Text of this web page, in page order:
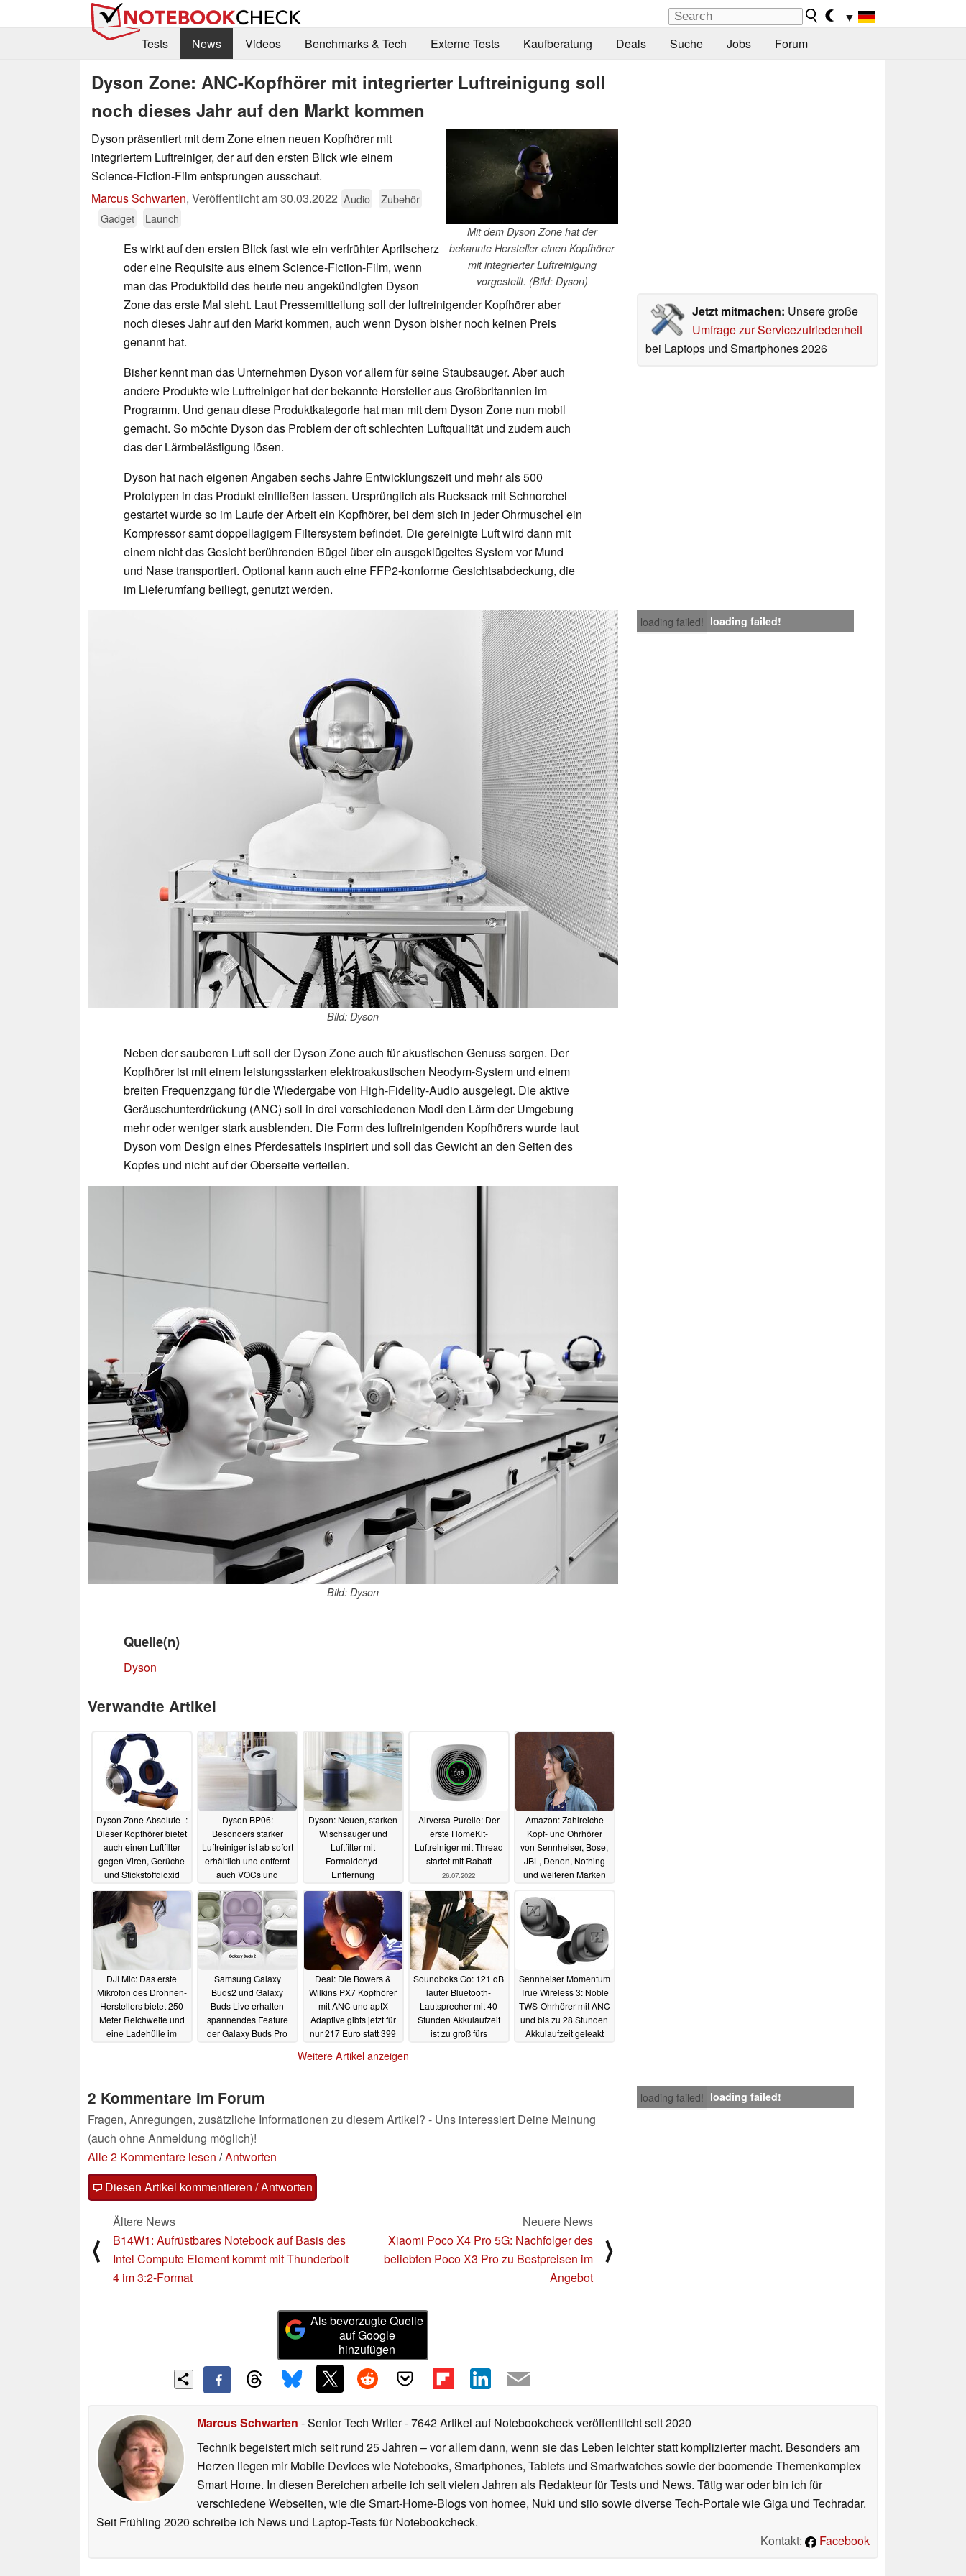
▼
Tests
News Videos Benchmarks & Tech Externe Tests Kaufberatung Deals Suche Jobs Forum
Dyson Zone: ANC-Kopfhörer mit integrierter Luftreinigung soll
noch dieses Jahr auf den Markt kommen
Mit dem Dyson Zone hat der
bekannte Hersteller einen Kopfhörer
mit integrierter Luftreinigung
vorgestellt. (Bild: Dyson)
Dyson präsentiert mit dem Zone einen neuen Kopfhörer mit
integriertem Luftreiniger, der auf den ersten Blick wie einem
Science-Fiction-Film entsprungen ausschaut.
Marcus Schwarten, Veröffentlicht am30.03.2022 Audio
Zubehör
Gadget
Launch
Jetzt mitmachen: Unsere große
Umfrage zur Servicezufriedenheit
bei Laptops und Smartphones 2026
Es wirkt auf den ersten Blick fast wie ein verfrühter Aprilscherz
oder eine Requisite aus einem Science-Fiction-Film, wenn
man das Produktbild des heute neu angekündigten Dyson
Zone das erste Mal sieht. Laut Pressemitteilung soll der luftreinigender Kopfhörer aber
noch dieses Jahr auf den Markt kommen, auch wenn Dyson bisher noch keinen Preis
genannt hat.
Bisher kennt man das Unternehmen Dyson vor allem für seine Staubsauger. Aber auch
andere Produkte wie Luftreiniger hat der bekannte Hersteller aus Großbritannien im
Programm. Und genau diese Produktkategorie hat man mit dem Dyson Zone nun mobil
gemacht. So möchte Dyson das Problem der oft schlechten Luftqualität und zudem auch
das der Lärmbelästigung lösen.
Dyson hat nach eigenen Angaben sechs Jahre Entwicklungszeit und mehr als 500
Prototypen in das Produkt einfließen lassen. Ursprünglich als Rucksack mit Schnorchel
gestartet wurde so im Laufe der Arbeit ein Kopfhörer, bei dem sich in jeder Ohrmuschel ein
Kompressor samt doppellagigem Filtersystem befindet. Die gereinigte Luft wird dann mit
einem nicht das Gesicht berührenden Bügel über ein ausgeklügeltes System vor Mund
und Nase transportiert. Optional kann auch eine FFP2-konforme Gesichtsabdeckung, die
im Lieferumfang beiliegt, genutzt werden.
loading failed! loading failed!
Bild: Dyson
Neben der sauberen Luft soll der Dyson Zone auch für akustischen Genuss sorgen. Der
Kopfhörer ist mit einem leistungsstarken elektroakustischen Neodym-System und einem
breiten Frequenzgang für die Wiedergabe von High-Fidelity-Audio ausgelegt. Die aktive
Geräuschunterdrückung (ANC) soll in drei verschiedenen Modi den Lärm der Umgebung
mehr oder weniger stark ausblenden. Die Form des luftreinigenden Kopfhörers wurde laut
Dyson vom Design eines Pferdesattels inspiriert und soll das Gewicht an den Seiten des
Kopfes und nicht auf der Oberseite verteilen.
Bild: Dyson
Quelle(n)
Dyson
Verwandte Artikel
Dyson Zone Absolute+:
Dieser Kopfhörer bietet
auch einen Luftfilter
gegen Viren, Gerüche
und Stickstoffdioxid
20.07.2023
Dyson BP06:
Besonders starker
Luftreiniger ist ab sofort
erhältlich und entfernt
auch VOCs und
20.07.2023
Dyson: Neuen, starken
Wischsauger und
Luftfilter mit
Formaldehyd-
Entfernung
28.05.2023
Airversa Purelle: Der
erste HomeKit-
Luftreiniger mit Thread
startet mit Rabatt
26.07.2022
Amazon: Zahlreiche
Kopf- und Ohrhörer
von Sennheiser, Bose,
JBL, Denon, Nothing
und weiteren Marken
DJI Mic: Das erste
Mikrofon des Drohnen-
Herstellers bietet 250
Meter Reichweite und
eine Ladehülle im
Samsung Galaxy
Buds2 und Galaxy
Buds Live erhalten
spannendes Feature
der Galaxy Buds Pro
Deal: Die Bowers &
Wilkins PX7 Kopfhörer
mit ANC und aptX
Adaptive gibts jetzt für
nur 217 Euro statt 399
Soundboks Go: 121 dB
lauter Bluetooth-
Lautsprecher mit 40
Stunden Akkulaufzeit
ist zu groß fürs
Sennheiser Momentum
True Wireless 3: Noble
TWS-Ohrhörer mit ANC
und bis zu 28 Stunden
Akkulaufzeit geleakt
Weitere Artikel anzeigen
loading failed! loading failed!
2 Kommentare im Forum
Fragen, Anregungen, zusätzliche Informationen zu diesem Artikel? - Uns interessiert Deine Meinung
(auch ohne Anmeldung möglich)!
Alle 2 Kommentare lesen /Antworten
Diesen Artikel kommentieren / Antworten
⟨
Ältere News
B14W1: Aufrüstbares Notebook auf Basis des
Intel Compute Element kommt mit Thunderbolt
4 im 3:2-Format
Neuere News
Xiaomi Poco X4 Pro 5G: Nachfolger des
beliebten Poco X3 Pro zu Bestpreisen im
Angebot
⟩
Als bevorzugte Quelle
auf Google
hinzufügen
Marcus Schwarten - Senior Tech Writer- 7642 Artikel auf Notebookcheck veröffentlichtseit 2020
Technik begeistert mich seit rund 25 Jahren – vor allem dann, wenn sie das Leben leichter statt komplizierter macht. Besonders am
Herzen liegen mir Mobile Devices wie Notebooks, Smartphones, Tablets und Smartwatches sowie der boomende Themenkomplex
Smart Home. In diesen Bereichen arbeite ich seit vielen Jahren als Redakteur für Tests und News. Tätig war oder bin ich für
verschiedene Webseiten, wie die Smart-Home-Blogs von homee, Nuki und siio sowie diverse Tech-Portale wie Giga und Techradar.
Seit Frühling 2020 schreibe ich News und Laptop-Tests für Notebookcheck.
Kontakt:
Facebook